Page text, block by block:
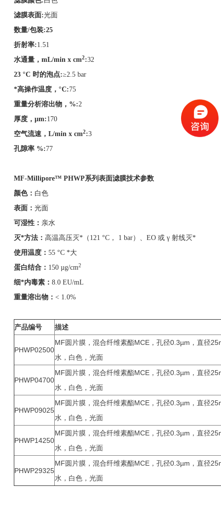
滤膜表面:光面
数量/包装:25
折射率:1.51
水通量， mL/min x cm2:32
23 °C 时的泡点:≥2.5 bar
*高操作温度， °C:75
重量分析溶出物， %:2
厚度， µm:170
空气流速， L/min x cm2:3
孔隙率%:77
MF-Millipore™ PHWP系列 表面滤膜技术参数
颜色： 白色
表面： 光面
可湿性： 亲水
灭*方法： 高温高压灭*（121 °C， 1 bar）、EO 或 γ 射线灭*
使用温度： 55 °C *大
蛋白结合： 150 µg/cm2
细*内毒素： 8.0 EU/mL
重量溶出物： < 1.0%
产品编号 描述
PHWP02500
MF圆片膜，混合纤维素酯MCE，孔径0.3µm，直径
水，白色，光面
PHWP04700
MF圆片膜，混合纤维素酯MCE，孔径0.3µm，直径
水，白色，光面
PHWP09025
MF圆片膜，混合纤维素酯MCE，孔径0.3µm，直径
水，白色，光面
PHWP14250
MF圆片膜，混合纤维素酯MCE，孔径0.3µm，直径
水，白色，光面
PHWP29325
MF圆片膜，混合纤维素酯MCE，孔径0.3µm，直径
水，白色，光面